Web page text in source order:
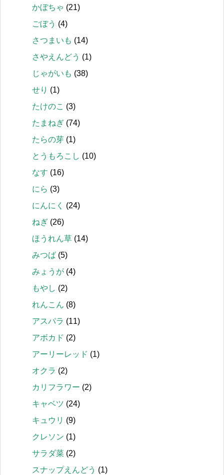
かぼちゃ (21)
ごぼう (4)
さつまいも (14)
さやえんどう (1)
じゃがいも (38)
せり (1)
たけのこ (3)
たまねぎ (74)
たらの芽 (1)
とうもろこし (10)
なす (16)
にら (3)
にんにく
(24)
ねぎ (26)
ほうれん草 (14)
みつば (5)
みょうが (4)
もやし (2)
れんこん (8)
アスパラ (11)
アボカド (2)
アーリーレッド (1)
オクラ (2)
カリフラワー (2)
キャベツ (24)
キュウリ (9)
クレソン (1)
サラダ菜 (2)
スナップえんどう (1)